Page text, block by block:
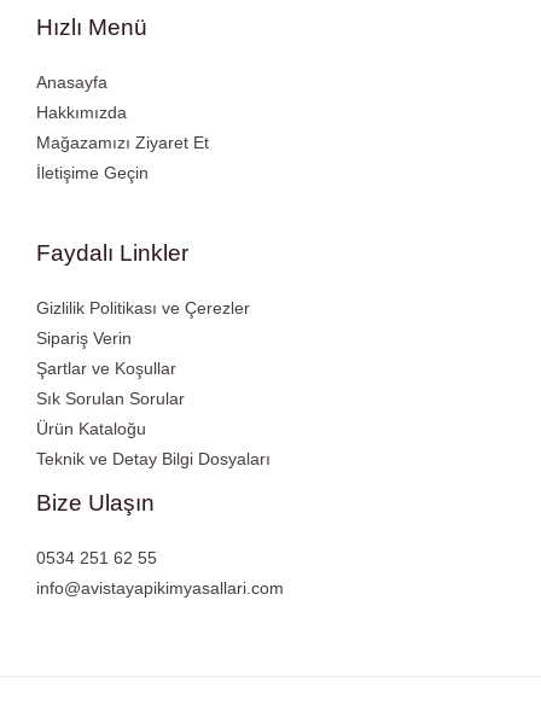
Hızlı Menü
Anasayfa
Hakkımızda
Mağazamızı Ziyaret Et
İletişime Geçin
Faydalı Linkler
Gizlilik Politikası ve Çerezler
Sipariş Verin
Şartlar ve Koşullar
Sık Sorulan Sorular
Ürün Kataloğu
Teknik ve Detay Bilgi Dosyaları
Bize Ulaşın
0534 251 62 55
info@avistayapikimyasallari.com